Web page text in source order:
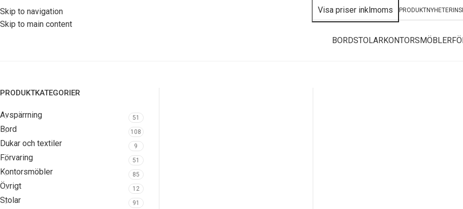
Skip to navigation
Skip to main content
PRODUKTNYHETER
BORDSTOLARKONTORSMÖBLER
PRODUKTKATEGORIER
Avspärrning 51
Bord 108
Dukar och textiler 9
Förvaring 51
Kontorsmöbler 85
Övrigt 12
Stolar 91